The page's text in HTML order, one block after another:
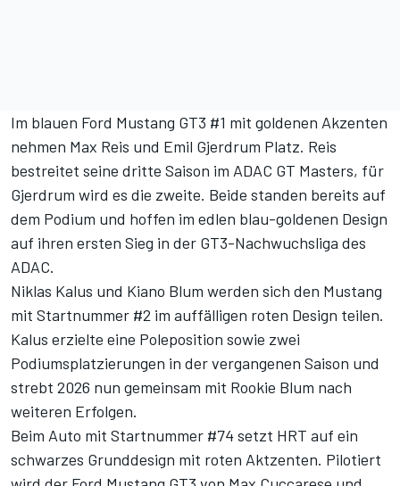
Im blauen Ford Mustang GT3 #1 mit goldenen Akzenten
nehmen Max Reis und Emil Gjerdrum Platz. Reis
bestreitet seine dritte Saison im ADAC GT Masters, für
Gjerdrum wird es die zweite. Beide standen bereits auf
dem Podium und hoffen im edlen blau-goldenen Design
auf ihren ersten Sieg in der GT3-Nachwuchsliga des
ADAC.
Niklas Kalus und Kiano Blum werden sich den Mustang
mit Startnummer #2 im auffälligen roten Design teilen.
Kalus erzielte eine Poleposition sowie zwei
Podiumsplatzierungen in der vergangenen Saison und
strebt 2026 nun gemeinsam mit Rookie Blum nach
weiteren Erfolgen.
Beim Auto mit Startnummer #74 setzt HRT auf ein
schwarzes Grunddesign mit roten Aktzenten. Pilotiert